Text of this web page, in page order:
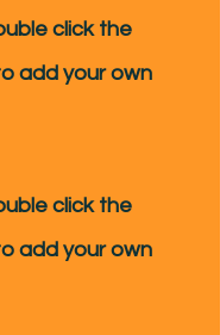
click the
add your own
click the
add your own